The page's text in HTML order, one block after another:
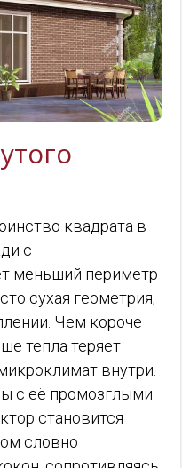
квадрата в
с
меньший периметр
сухая геометрия,
Чем короче
тепла теряет
внутри.
с её промозглыми
становится
словно